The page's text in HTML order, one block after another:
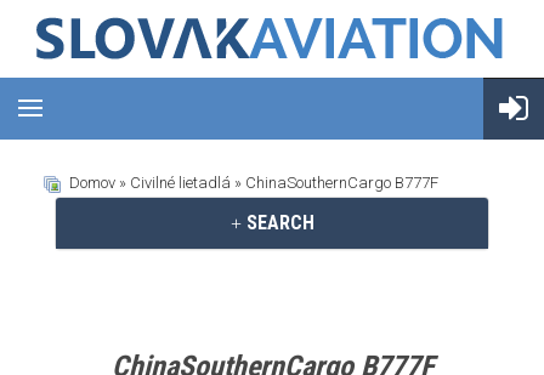
Domov » Civilné lietadlá » ChinaSouthernCargo B777F
SEARCH
ChinaSouthernCargo B777F